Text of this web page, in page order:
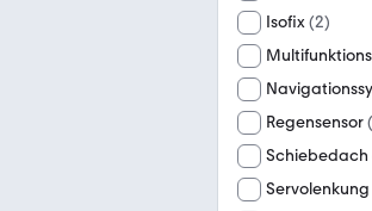
Isofix(2)
Regensensor(
Schiebedach
Servolenkung